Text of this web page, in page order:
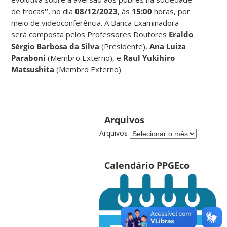
de trocas”, no dia08/12/2023, às 15:00horas, por
meio de videoconferência. A Banca Examinadora
será composta pelos Professores Doutores Eraldo
Sérgio Barbosa da Silva (Presidente),Ana Luiza
Paraboni (Membro Externo), e Raul Yukihiro
Matsushita (Membro Externo).
Arquivos
Arquivos
Calendário PPGEco